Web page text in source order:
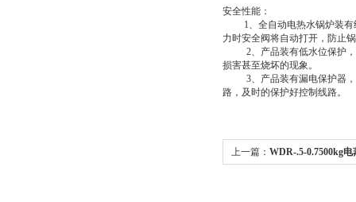
安全性能：
1、全自动电热水锅炉装有
力时安全阀将自动打开，防止
2、产品装有低水位保护，
损害甚至烧坏的现象。
3、产品装有漏电保护器，
路，及时的保护好控制线路。
上一篇： WDR-.5-0.7500kg